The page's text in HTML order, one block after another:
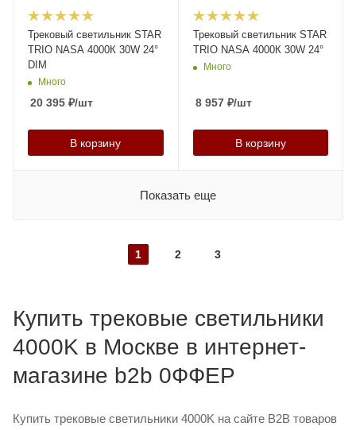
Трековый светильник STAR
TRIO NASA 4000К 30W 24°
DIM
Много
20 395 ₽/шт
В корзину
Трековый светильник STAR
TRIO NASA 4000К 30W 24°
Много
8 957₽/шт
В корзину
Показать еще
1 2 3
Купить трековые светильники
4000K в Москве в интернет-
магазине b2b 0ФФЕР
Купить трековые светильники 4000K на сайте B2B товаров